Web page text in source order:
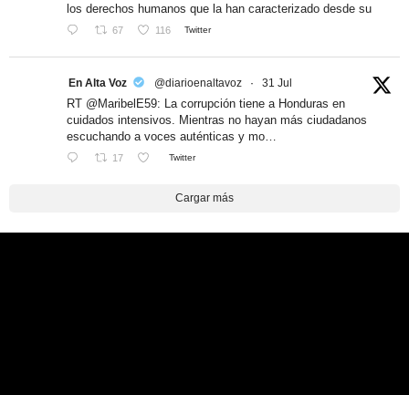
los derechos humanos que la han caracterizado desde su
67 116 Twitter
En Alta Voz @diarioenaltavoz · 31 Jul
RT @MaribelE59: La corrupción tiene a Honduras en
cuidados intensivos. Mientras no hayan más ciudadanos
escuchando a voces auténticas y mo…
17 Twitter
Cargar más